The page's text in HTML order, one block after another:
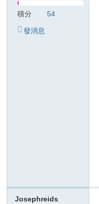
積分 54
發消息
Josephreids